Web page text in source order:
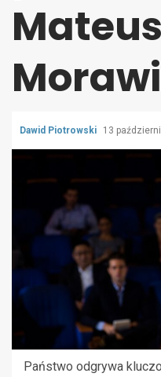
Dawid Piotrowski 13
Państwo odgrywa